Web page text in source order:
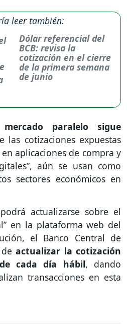
leer también:
Dólar referencial del
BCB: revisa la
cotización en el cierre
de la primera semana
de junio
paralelo sigue
las cotizaciones expuestas
aplicaciones de compra y
aún se usan como
sectores económicos en
actualizarse sobre el
en la plataforma web del
el Banco Central de
actualizar la cotización
cada día hábil, dando
transacciones en esta